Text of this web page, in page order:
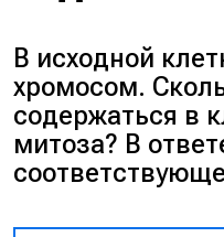
В исходной
хромосом.
содержаться в
митоза? В